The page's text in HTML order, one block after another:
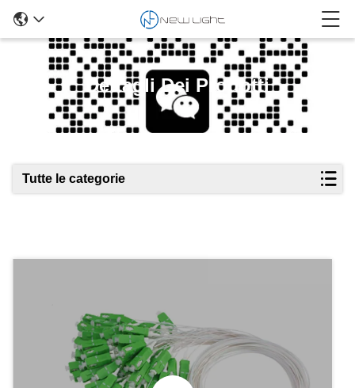
Dettagli Dei Prodotti
Tutte le categorie